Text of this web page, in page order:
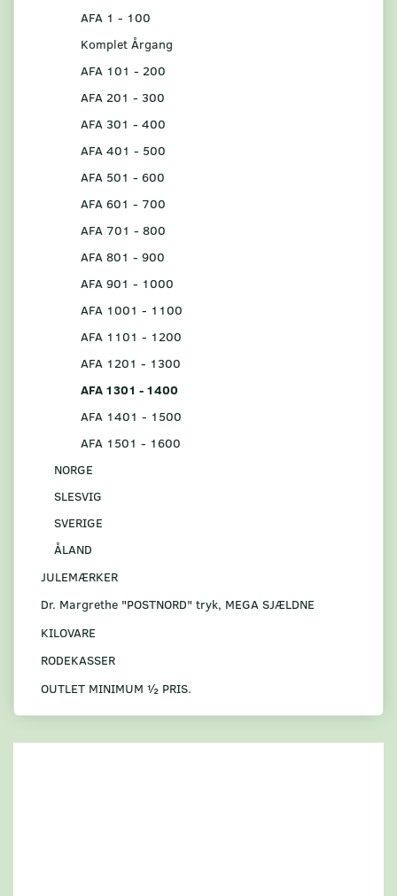
AFA 1 - 100
Komplet Årgang
AFA 101 - 200
AFA 201 - 300
AFA 301 - 400
AFA 401 - 500
AFA 501 - 600
AFA 601 - 700
AFA 701 - 800
AFA 801 - 900
AFA 901 - 1000
AFA 1001 - 1100
AFA 1101 - 1200
AFA 1201 - 1300
AFA 1301 - 1400
AFA 1401 - 1500
AFA 1501 - 1600
NORGE
SLESVIG
SVERIGE
ÅLAND
JULEMÆRKER
Dr. Margrethe "POSTNORD" tryk, MEGA SJÆLDNE
KILOVARE
RODEKASSER
OUTLET MINIMUM ½ PRIS.